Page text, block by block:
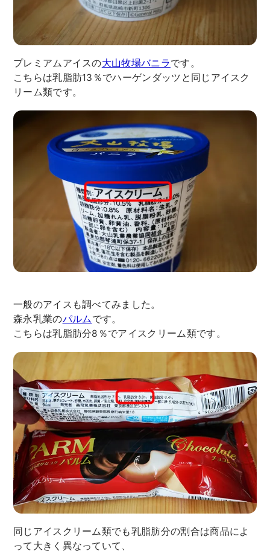
プレミアムアイスの大山牧場バニラです。
こちらは乳脂肪13％でハーゲンダッツと同じアイスク
リーム類です。
一般のアイスも調べてみました。
森永乳業のパルムです。
こちらは乳脂肪分8％でアイスクリーム類です。
同じアイスクリーム類でも乳脂肪分の割合は商品によ
って大きく異なっていて、